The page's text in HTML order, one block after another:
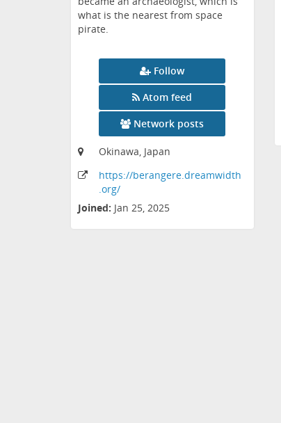
what is the nearest from space
pirate.
Follow
Atom feed
Network posts
Okinawa, Japan
https://berangere.dreamwidth
.org/
Joined: Jan 25, 2025